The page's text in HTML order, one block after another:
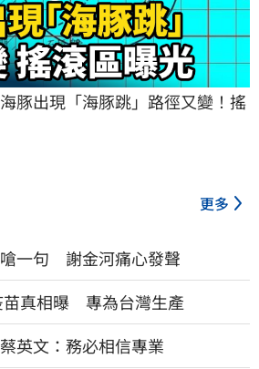
海豚出現「海豚跳」路徑又變！搖
更多
一句 謝金河痛心發聲
苗真相曝 專為台灣生產
英文：務必相信專業